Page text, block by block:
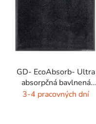
GD- EcoAbsorb- Ultra
absorpčná bavlnená
rohož -sivý melír
3-4 pracovných dní